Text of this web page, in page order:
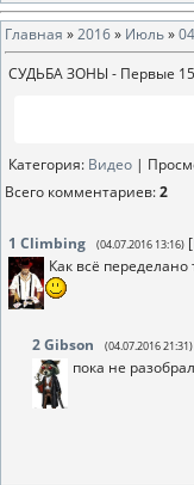
Главная »2016» Июль»04
СУДЬБА ЗОНЫ - Первые
Категория: Видео |
Всего комментариев:2
1 Climbing (04.07.2016 13:16) [
Как всё
2Gibson (04.07.2016 21:31)
пока не